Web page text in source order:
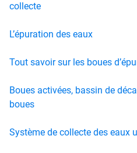
collecte
L’épuration des eaux
Tout savoir sur les boues
Boues activées, bassin de
boues
Système de collecte des eaux